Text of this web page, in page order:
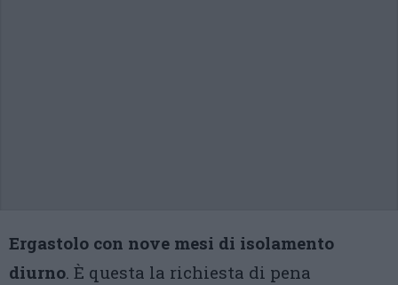
Ergastolo con nove mesi di isolamento
diurno. È questa la richiesta di pena